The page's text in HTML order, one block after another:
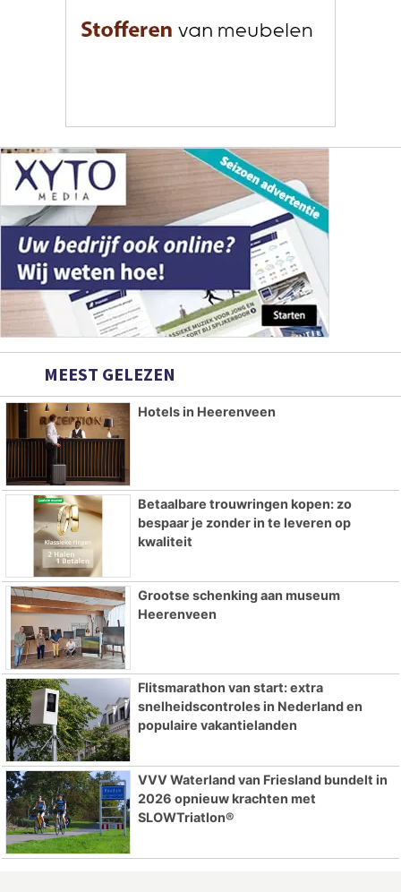
MEEST GELEZEN
Hotels in Heerenveen
Betaalbare trouwringen kopen: zo
bespaar je zonder in te leveren op
kwaliteit
Grootse schenking aan museum
Heerenveen
Flitsmarathon van start: extra
snelheidscontroles in Nederland en
populaire vakantielanden
VVV Waterland van Friesland bundelt in
2026 opnieuw krachten met
SLOWTriatlon®